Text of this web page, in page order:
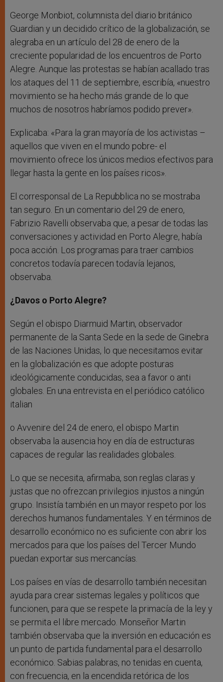
George Monbiot, columnista del diario británico
Guardian y un decidido crítico de la globalización, se
alegraba en un artículo del 28 de enero de la
creciente popularidad de los encuentros de Porto
Alegre. Aunque las protestas se habían acallado tras
los ataques del 11 de septiembre, escribía, «nuestro
movimiento se ha hecho más grande de lo que
muchos de nosotros habríamos podido prever».
Explicaba: «Para la gran mayoría de los activistas –
aquellos que viven en el mundo pobre- el
movimiento ofrece los únicos medios efectivos para
llegar hasta la gente en los países ricos».
El corresponsal de La Repubblica no se mostraba
tan seguro. En un comentario del 29 de enero,
Fabrizio Ravelli observaba que, a pesar de todas las
conversaciones y actividad en Porto Alegre, había
poca acción. Los programas para traer cambios
concretos todavía parecen todavía lejanos,
observaba.
¿Davos o Porto Alegre?
Según el obispo Diarmuid Martin, observador
permanente de la Santa Sede en la sede de Ginebra
de las Naciones Unidas, lo que necesitamos evitar
en la globalización es que adopte posturas
ideológicamente conducidas, sea a favor o anti
globales. En una entrevista en el periódico católico
italian
o Avvenire del 24 de enero, el obispo Martin
observaba la ausencia hoy en día de estructuras
capaces de regular las realidades globales.
Lo que se necesita, afirmaba, son reglas claras y
justas que no ofrezcan privilegios injustos a ningún
grupo. Insistía también en un mayor respeto por los
derechos humanos fundamentales. Y en términos de
desarrollo económico no es suficiente con abrir los
mercados para que los países del Tercer Mundo
puedan exportar sus mercancías.
Los países en vías de desarrollo también necesitan
ayuda para crear sistemas legales y políticos que
funcionen, para que se respete la primacía de la ley y
se permita el libre mercado. Monseñor Martin
también observaba que la inversión en educación es
un punto de partida fundamental para el desarrollo
económico. Sabias palabras, no tenidas en cuenta,
con frecuencia, en la encendida retórica de los